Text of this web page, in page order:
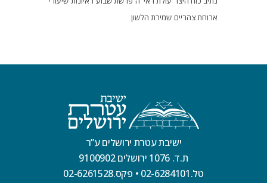
ארוחת צהריים שמירת הלשון
ישיבת עטרת ירושלים ע”ר
ת.ד. 1076 ירושלים 9100902
טל.02-6284101
• פקס.02-6261528